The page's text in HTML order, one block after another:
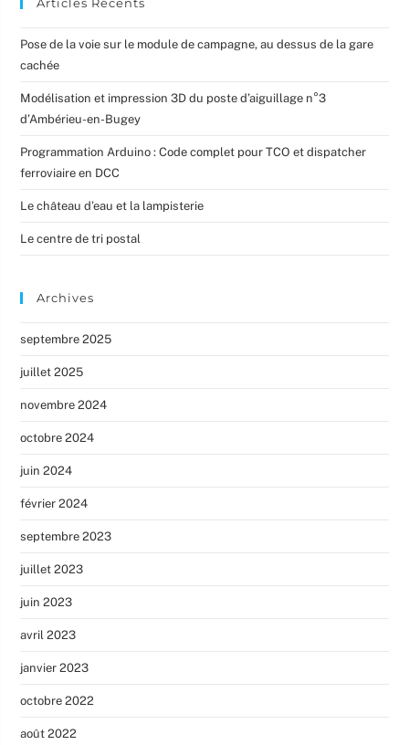
Articles Récents
Pose de la voie sur le module de campagne, au dessus de la gare
cachée
Modélisation et impression 3D du poste d’aiguillage n°3
d’Ambérieu-en-Bugey
Programmation Arduino : Code complet pour TCO et dispatcher
ferroviaire en DCC
Le château d’eau et la lampisterie
Le centre de tri postal
Archives
septembre 2025
juillet 2025
novembre 2024
octobre 2024
juin 2024
février 2024
septembre 2023
juillet 2023
juin 2023
avril 2023
janvier 2023
octobre 2022
août 2022